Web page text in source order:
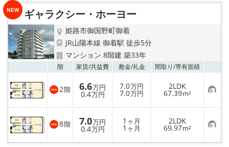
り
ギャラクシー・ホーヨー
姫路市御国野町御着
JR山陽本線 御着駅 徒歩5分
マンション 8階建 築33年
階 家賃/共益費 敷金/礼金 間取り/専有面積
2階 6.6万円
0.4万円
7.0万円
7.0万円
2LDK
67.39m² お
気
に
入
り
登
録
8階 7.0万円
0.4万円
1 ヶ月
1 ヶ月
2LDK
69.97m² お
気
に